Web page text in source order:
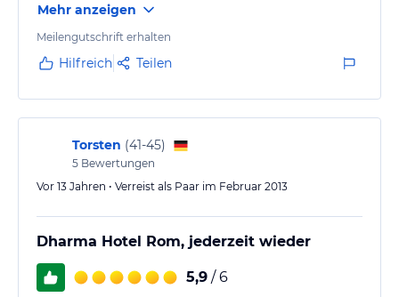
freundlich und hilfsbereit bei Reservierungen zum
Abendessen, um den Druckvorgang unsere
Bordkarten. Sie gaben uns sogar Tipps, wo Sie die
im 3. Stock (310) war sauber und geräumig. Es war
regelmäßig laute jedoch, wenn die…
Mehr anzeigen
Meilengutschrift erhalten
Hilfreich Teilen
Torsten (41-45)
5 Bewertungen
Vor 13 Jahren • Verreist als Paar im Februar 2013
Dharma Hotel Rom, jederzeit wieder
5,9 / 6